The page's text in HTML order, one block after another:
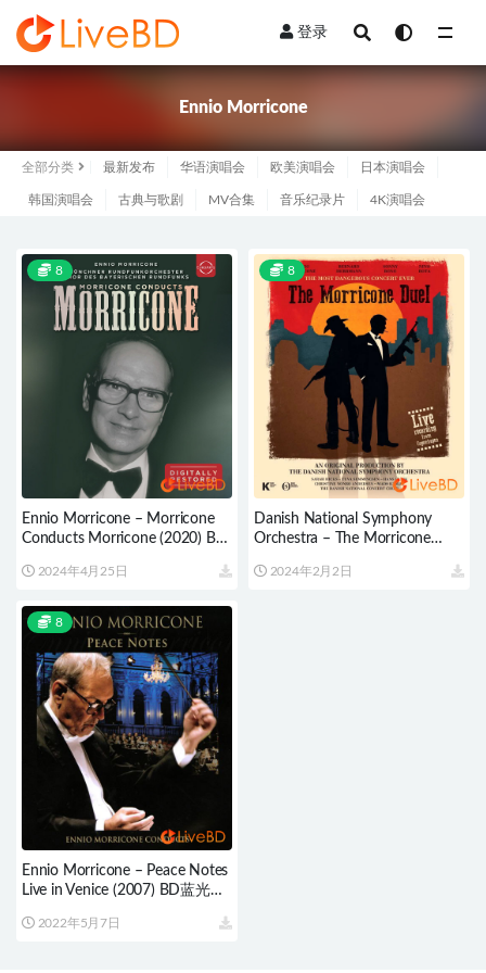
登录
Ennio Morricone
全部分类 最新发布 华语演唱会 欧美演唱会 日本演唱会
韩国演唱会 古典与歌剧 MV合集 音乐纪录片 4K演唱会
8
Ennio Morricone – Morricone
Conducts Morricone (2020) BD
2024年4月25日
8
Danish National Symphony
Orchestra – The Morricone
2024年2月2日
8
Ennio Morricone – Peace Notes
Live in Venice (2007) BD蓝光原
2022年5月7日